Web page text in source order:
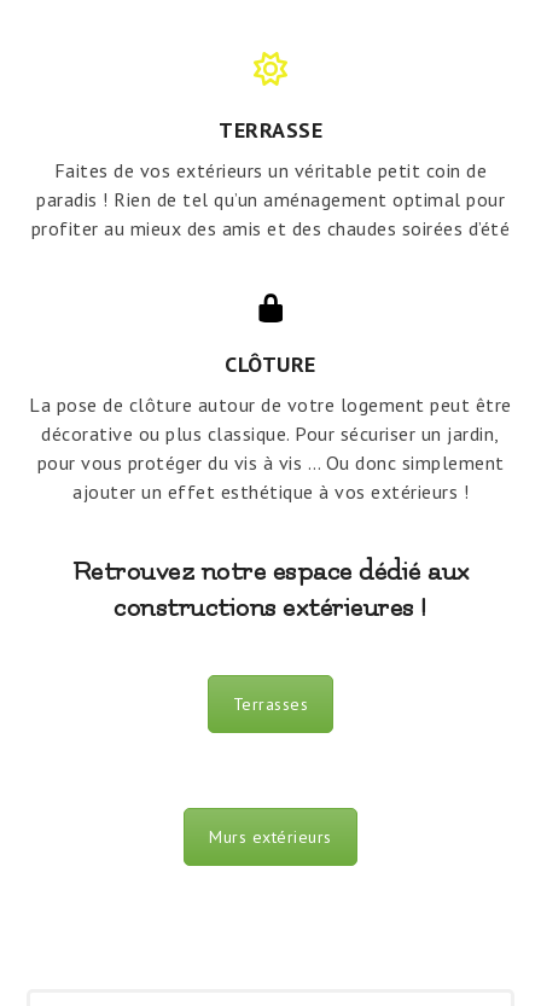
TERRASSE
Faites de vos extérieurs un véritable petit coin de
paradis ! Rien de tel qu’un aménagement optimal pour
profiter au mieux des amis et des chaudes soirées d’été
CLÔTURE
La pose de clôture autour de votre logement peut être
décorative ou plus classique. Pour sécuriser un jardin,
pour vous protéger du vis à vis … Ou donc simplement
ajouter un effet esthétique à vos extérieurs !
Retrouvez notre espace dédié aux
constructions extérieures !
Terrasses
Murs extérieurs